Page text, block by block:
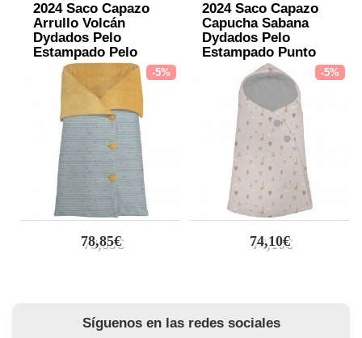
2024 Saco Capazo
Arrullo Volcán
Dydados Pelo
Estampado Pelo
Mostaza
-5%
78,85€
2024 Saco Capazo
Capucha Sabana
Dydados Pelo
Estampado Punto
-5%
74,10€
Síguenos en las redes sociales